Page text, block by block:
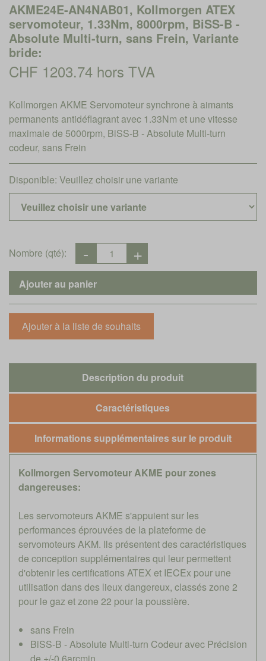
AKME24E-AN4NAB01, Kollmorgen ATEX
servomoteur, 1.33Nm, 8000rpm, BiSS-B -
Absolute Multi-turn, sans Frein, Variante
bride:
CHF 1203.74 hors TVA
Kollmorgen AKME Servomoteur synchrone à aimants
permanents antidéflagrant avec 1.33Nm et une vitesse
maximale de 5000rpm, BiSS-B - Absolute Multi-turn
codeur, sans Frein
Disponible: Veuillez choisir une variante
Nombre (qté):
Description du produit
Caractéristiques
Informations supplémentaires sur le produit
Kollmorgen Servomoteur AKME pour zones
dangereuses:
Les servomoteurs AKME s'appuient sur les
performances éprouvées de la plateforme de
servomoteurs AKM. Ils présentent des caractéristiques
de conception supplémentaires qui leur permettent
d'obtenir les certifications ATEX et IECEx pour une
utilisation dans des lieux dangereux, classés zone 2
pour le gaz et zone 22 pour la poussière.
sans Frein
BiSS-B - Absolute Multi-turn Codeur avec Précision
de +/-0.6arcmin